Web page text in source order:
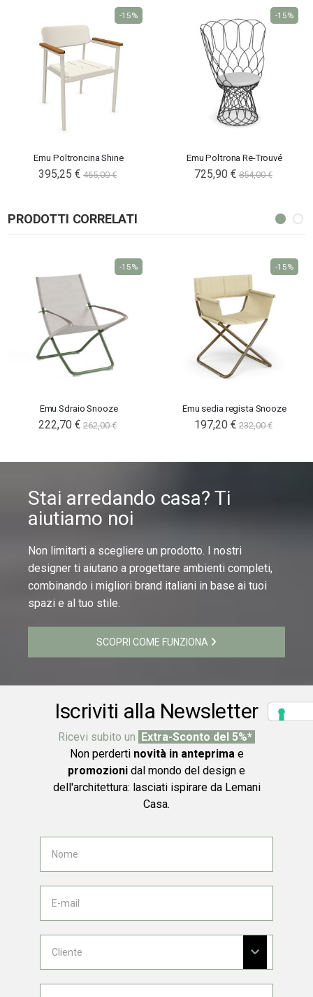
Emu Poltroncina Shine
395,25 € 465,00 €
-15%
Emu Poltrona Re-Trouvé
725,90 € 854,00 €
-15%
PRODOTTI CORRELATI
Emu Sdraio Snooze
222,70 € 262,00 €
-15%
Emu sedia regista Snooze
197,20 € 232,00 €
-15%
Stai arredando casa? Ti
aiutiamo noi
Non limitarti a scegliere un prodotto. I nostri
designer ti aiutano a progettare ambienti completi,
combinando i migliori brand italiani in base ai tuoi
spazi e al tuo stile.
SCOPRI COME FUNZIONA
Iscriviti alla Newsletter
Ricevi subito un
Extra-Sconto del 5%*
Non perderti novità in anteprimae
promozioni dal mondo del design e
dell'architettura: lasciati ispirare da Lemani
Casa.